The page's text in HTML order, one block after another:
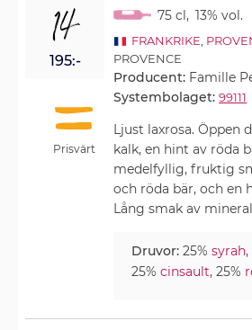
14
195:-
Prisvärt
75 cl, 13% vol.
FRANKRIKE
PROVENCE
Producent: Famille
Systembolaget: 99111
Ljust laxrosa. Öppen
kalk, en hint av röda
medelfyllig, fruktig
och röda bär, och en
Lång smak av
Druvor: 25%syrah
25%cinsault, 25%